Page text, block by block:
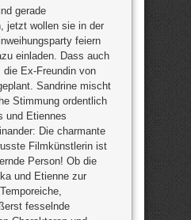
gerade
jetzt wollen sie in der
feiern
einladen. Dass auch
Ex-Freundin von
Sandrine mischt
Stimmung ordentlich
und Etiennes
Die charmante
Filmkünstlerin ist
Person! Ob die
und Etienne zur
fesselnde